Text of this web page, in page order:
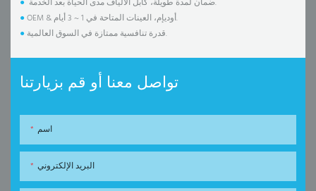
●
OEM & أوديإم، العينات المتاحة في 1 ~ 3 أيام.
●
قدرة تنافسية ممتازة في السوق العالمية.
تواصل معنا أو قم بزيارتنا
اسم
البريد الإلكتروني